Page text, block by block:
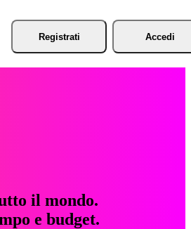
Registrati Accedi
il mondo.
e budget.